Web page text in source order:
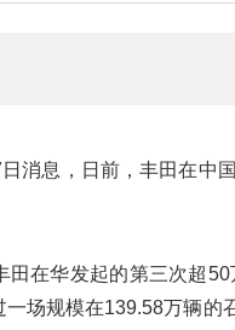
消息，日前，丰田在中
田在华发起的第三次超
场规模在139.58万辆的